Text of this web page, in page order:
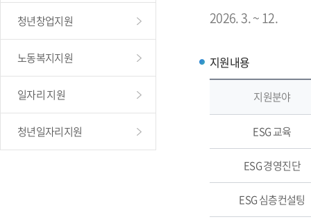
청년창업지원
노동복지지원
일자리 지원
청년일자리지원
2026. 3. ~ 12.
지원내용
지원분야
ESG 교육
ESG 경영진단
ESG 심층컨설팅